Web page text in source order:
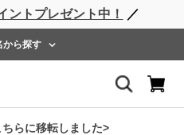
ントプレゼント中！ ／
から探す
らに移転しました>
レインウェア フットウェア